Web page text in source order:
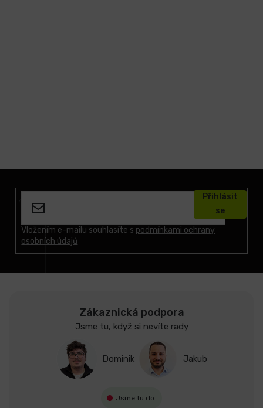
Vložením e-mailu souhlasíte s podmínkami ochrany
osobních údajů
Přihlásit
se
Zákaznická podpora
Jsme tu, když si nevíte rady
Dominik Jakub
Jsme tu do